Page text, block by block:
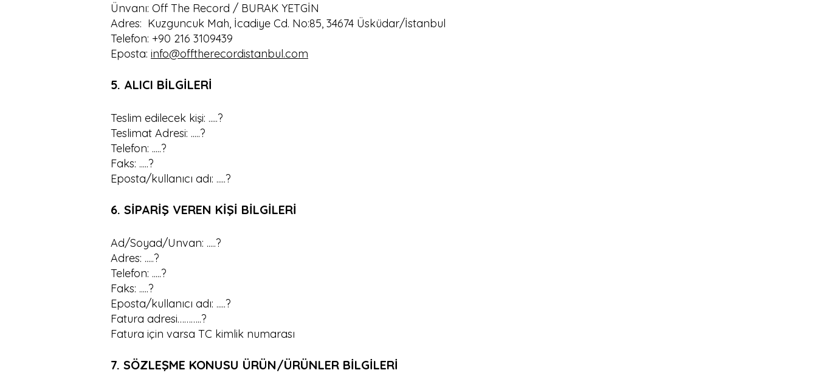
Ünvanı: Off The Record / BURAK YETGİN
Adres: Kuzguncuk Mah, İcadiye Cd. No:85, 34674 Üsküdar/İstanbul
Telefon: +90 216 3109439
Eposta: info@offtherecordistanbul.com
5. ALICI BİLGİLERİ
Teslim edilecek kişi: .....?
Teslimat Adresi: .....?
Telefon: .....?
Faks: .....?
Eposta/kullanıcı adı: .....?
6. SİPARİŞ VEREN KİŞİ BİLGİLERİ
Ad/Soyad/Unvan: .....?
Adres: .....?
Telefon: .....?
Faks: .....?
Eposta/kullanıcı adı: .....?
Fatura adresi………..?
Fatura için varsa TC kimlik numarası
7. SÖZLEŞME KONUSU ÜRÜN/ÜRÜNLER BİLGİLERİ